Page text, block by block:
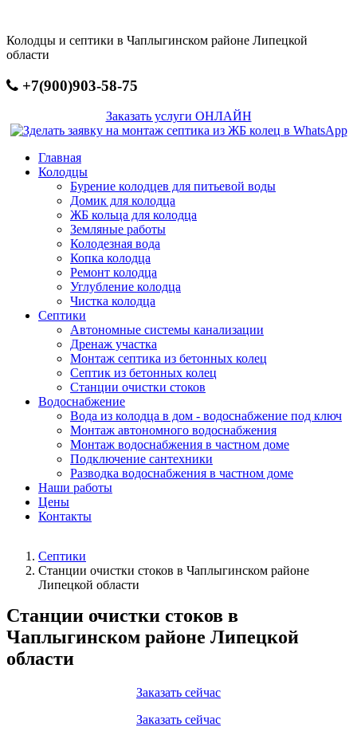
основному
содержанию
Колодцы и септики в Чаплыгинском районе Липецкой
области
+7(900)903-58-75
Заказать услуги ОНЛАЙН
Главная
Колодцы
Бурение колодцев для питьевой воды
Домик для колодца
ЖБ кольца для колодца
Земляные работы
Колодезная вода
Копка колодца
Ремонт колодца
Углубление колодца
Чистка колодца
Септики
Автономные системы канализации
Дренаж участка
Монтаж септика из бетонных колец
Септик из бетонных колец
Станции очистки стоков
Водоснабжение
Вода из колодца в дом - водоснабжение под ключ
Монтаж автономного водоснабжения
Монтаж водоснабжения в частном доме
Подключение сантехники
Разводка водоснабжения в частном доме
Наши работы
Цены
Контакты
Септики
Станции очистки стоков в Чаплыгинском районе
Липецкой области
Станции очистки стоков в
Чаплыгинском районе Липецкой
области
Заказать сейчас
Заказать сейчас